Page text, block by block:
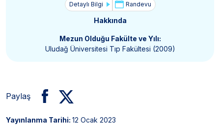
Detaylı Bilgi Randevu
Hakkında
Mezun Olduğu Fakülte ve Yılı:
Uludağ Üniversitesi Tıp Fakültesi (2009)
Paylaş
Yayınlanma Tarihi: 12 Ocak 2023